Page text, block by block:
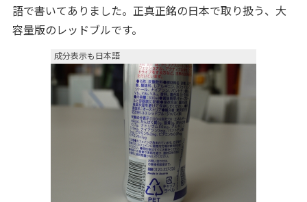
語で書いてありました。正真正銘の日本で取り扱う、大
容量版のレッドブルです。
成分表示も日本語